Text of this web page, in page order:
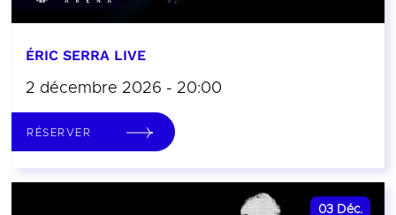
ÉRIC SERRA LIVE
2 décembre 2026 - 20:00
RÉSERVER
03 Déc.